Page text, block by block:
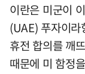
이란은 미군이
(UAE) 푸자이
휴전 합의를 깨
때문에 미 함정